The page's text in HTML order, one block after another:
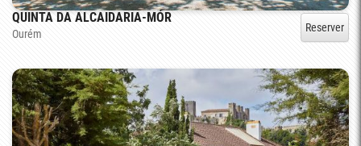
QUINTA DA ALCAIDARIA-MÓR
Ourém Reserver